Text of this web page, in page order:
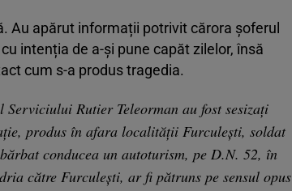
Au apărut informații potrivit cărora șoferul
intenția de a-și pune capăt zilelor, însă
cum s-a produs tragedia.
Rutier Teleorman au fost sesizați
produs în afara localității Furculești, soldat
conducea un autoturism, pe D.N. 52, în
către Furculești, ar fi pătruns pe sensul opus